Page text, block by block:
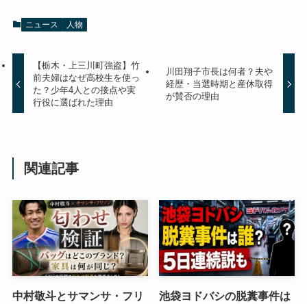
ニュース 人物
【栃木・上三川町強盗】竹
前夫婦はなぜ高校生を使っ
た？少年4人との接点や実
行役に選ばれた理由
川田翔子市長は何者？夫や
経歴・当選時期と産休取得
が賛否の理由
関連記事
中村敬斗とサマンサ・フリ
池袋ヨドバシの脱糞事件は